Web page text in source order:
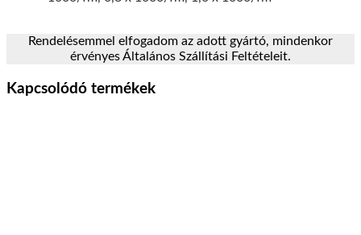
Rendelésemmel elfogadom az adott gyártó, mindenkor
érvényes Általános Szállítási Feltételeit.
Kapcsolódó termékek